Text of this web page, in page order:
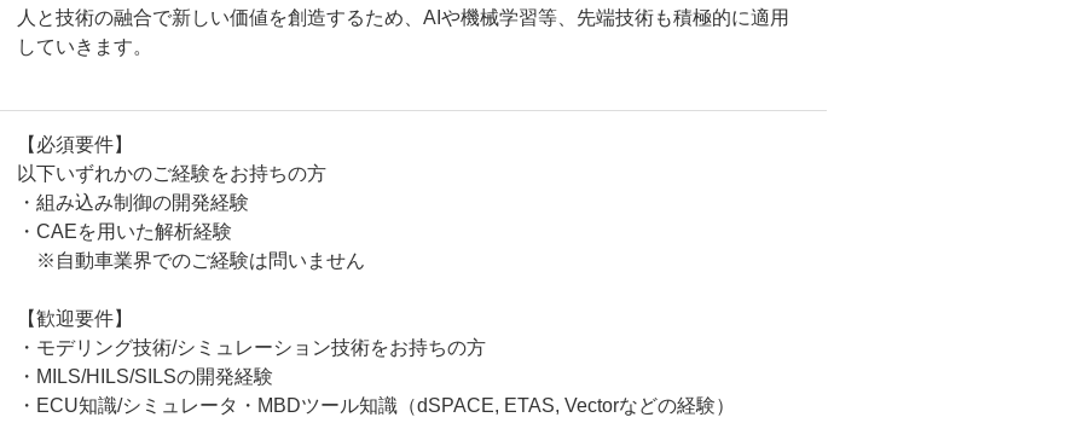
人と技術の融合で新しい価値を創造するため、AIや機械学習等、先端技術も積極的に適用
していきます。
【必須要件】
以下いずれかのご経験をお持ちの方
・組み込み制御の開発経験
・CAEを用いた解析経験
※自動車業界でのご経験は問いません
【歓迎要件】
・モデリング技術/シミュレーション技術をお持ちの方
・MILS/HILS/SILSの開発経験
・ECU知識/シミュレータ・MBDツール知識（dSPACE, ETAS, Vectorなどの経験）